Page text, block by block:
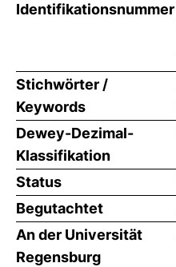
Identifikationsnummer
Stichwörter /
Keywords
Dewey-Dezimal-
Klassifikation
Status
Begutachtet
An der Universität
Regensburg